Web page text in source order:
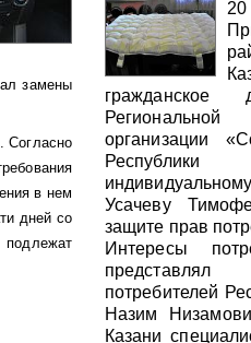
организации
Республики
Усачеву
защите прав
Интересы
потребителей
Назим
Казани
замены
Согласно
в нем
дней со
подлежат